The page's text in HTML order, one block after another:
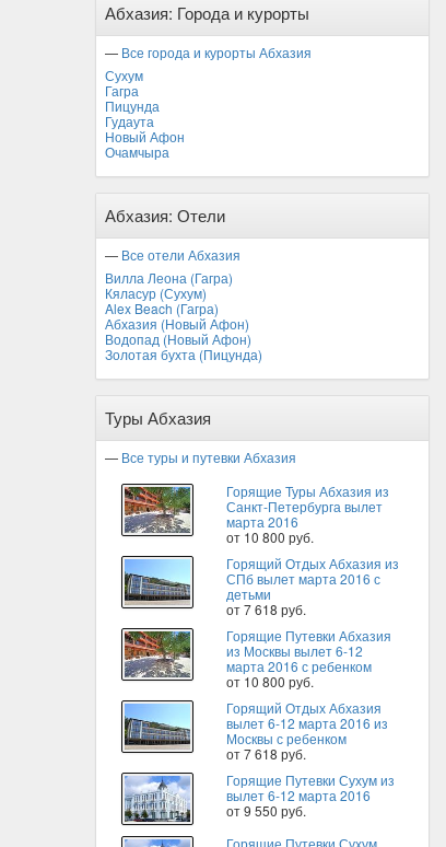
Абхазия: Города и курорты
— Все города и курорты Абхазия
Сухум
Гагра
Пицунда
Гудаута
Новый Афон
Очамчыра
Абхазия: Отели
— Все отели Абхазия
Вилла Леона (Гагра)
Кяласур (Сухум)
Alex Beach (Гагра)
Абхазия (Новый Афон)
Водопад (Новый Афон)
Золотая бухта (Пицунда)
Туры Абхазия
— Все туры и путевки Абхазия
Горящие Туры Абхазия из
Санкт-Петербурга вылет
марта 2016
от 10 800 руб.
Горящий Отдых Абхазия из
СПб вылет марта 2016 с
детьми
от 7 618 руб.
Горящие Путевки Абхазия
из Москвы вылет 6-12
марта 2016 с ребенком
от 10 800 руб.
Горящий Отдых Абхазия
вылет 6-12 марта 2016 из
Москвы с ребенком
от 7 618 руб.
Горящие Путевки Сухум из
вылет 6-12 марта 2016
от 9 550 руб.
Горящие Путевки Сухум